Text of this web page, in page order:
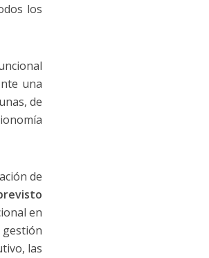
los
una
de
de
en
gestión
las